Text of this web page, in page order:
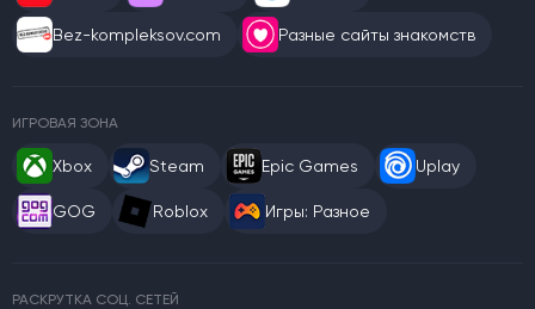
Bez-kompleksov.com Разные сайты знакомств
ИГРОВАЯ ЗОНА
Xbox Steam Epic Games Uplay
GOG Roblox Игры: Разное
РАСКРУТКА СОЦ. СЕТЕЙ